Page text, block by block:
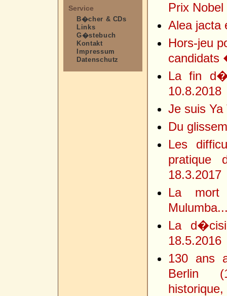
Service
B�cher & CDs
Links
G�stebuch
Kontakt
Impressum
Datenschutz
Prix
Alea jacta
Hors-jeu
candidats
La fin
10.8.2018
Je suis Ya
Du
Les
pratique
18.3.2017
La mort
La
18.5.2016
130 ans
Berlin